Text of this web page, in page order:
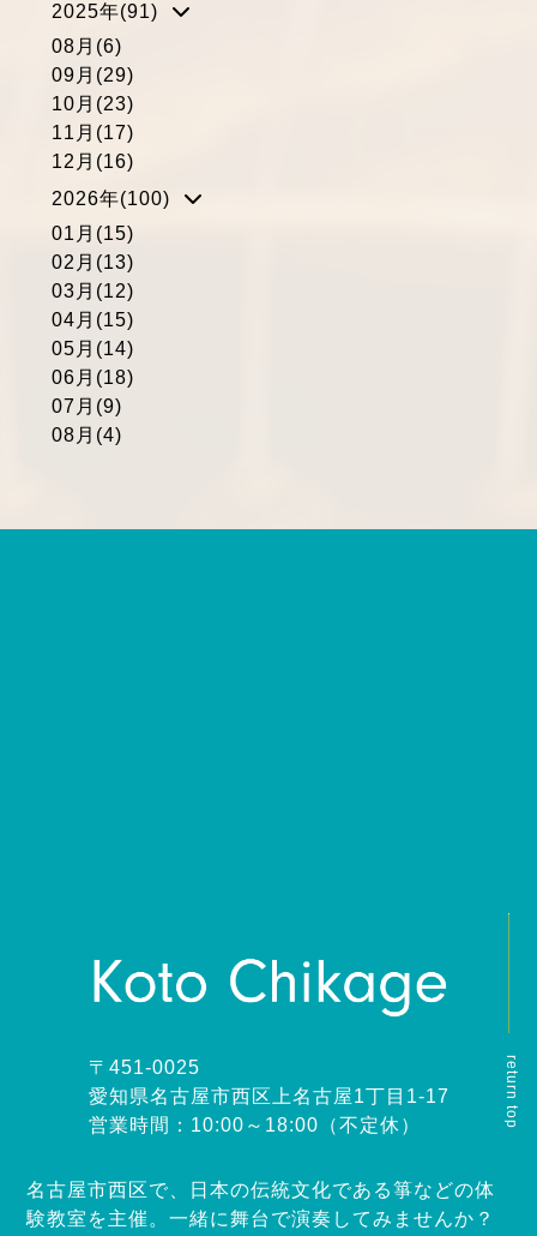
2025年(91)
08月(6)
09月(29)
10月(23)
11月(17)
12月(16)
2026年(100)
01月(15)
02月(13)
03月(12)
04月(15)
05月(14)
06月(18)
07月(9)
08月(4)
return top
〒451-0025
愛知県名古屋市西区上名古屋1丁目1-17
営業時間：10:00～18:00（不定休）
名古屋市西区で、日本の伝統文化である箏などの体
験教室を主催。一緒に舞台で演奏してみませんか？